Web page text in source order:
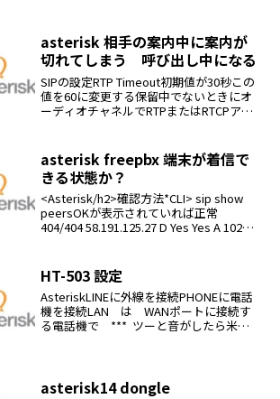
asterisk 相手の案内中に案内が
切れてしまう 呼び出し中になる
SIPの設定RTP Timeout初期値が30秒この
値を60に変更する保留中でないときにオ
ーディオチャネルでRTPまたはRTCPアク
誰かがケーブルをつまずいた...
asterisk freepbx 端末が着信で
きる状態か？
<Asterisk/h2>確認方法*CLI> sip show
peersOKが表示されていれば正常
404/404 58.191.125.27 D Yes Yes A 1026
HT-503 設定
AsteriskLINEに外線を接続PHONEに電話
機を接続LAN は WANポートに接続す
る電話機で *** ツーと音がしたら米印3
asterisk14 dongle